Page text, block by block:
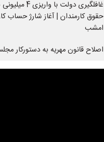
غافلگیری دولت با
حقوق کارمندان | آغاز شارژ حساب
امشب
اصلاح قانون مهریه به دستورکار